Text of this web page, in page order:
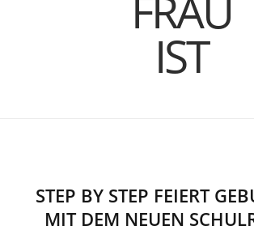
STEP BY STEP FEIERT
MIT DEM NEUEN